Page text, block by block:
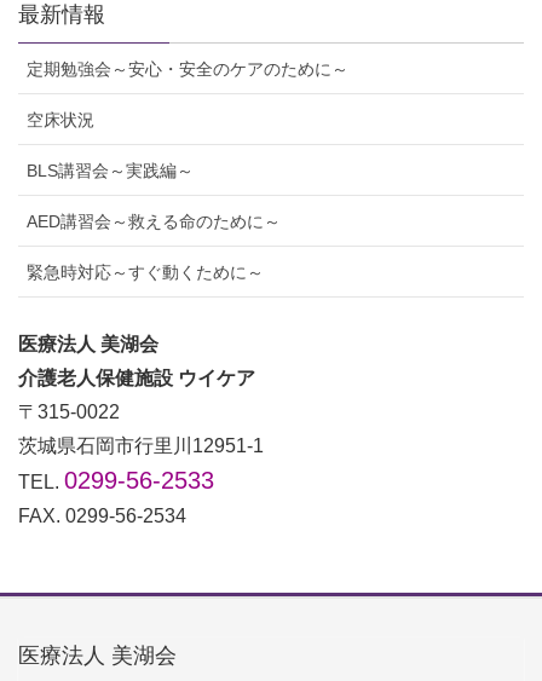
最新情報
定期勉強会～安心・安全のケアのために～
空床状況
BLS講習会～実践編～
AED講習会～救える命のために～
緊急時対応～すぐ動くために～
医療法人 美湖会
介護老人保健施設 ウイケア
〒315-0022
茨城県石岡市行里川12951-1
TEL. 0299-56-2533
FAX. 0299-56-2534
医療法人 美湖会